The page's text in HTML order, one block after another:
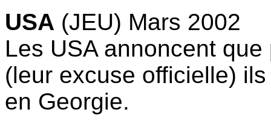
USA (JEU) Mars 2002
Les USA annoncent
(leur excuse officielle)
en Georgie.